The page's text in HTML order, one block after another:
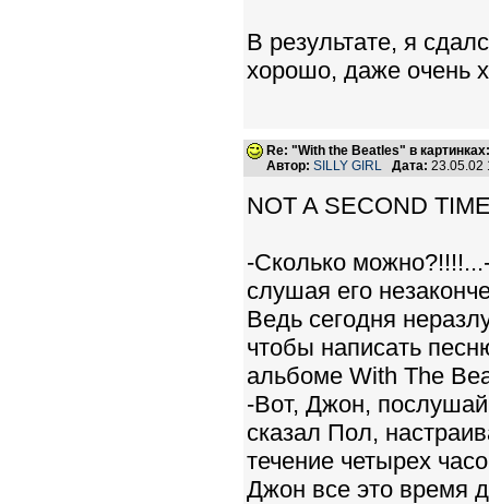
В результате, я
хорошо, даже очень
Re: "With the Beatles" в
Автор: SILLY GIRL Дата:
NOT A SECOND
-Сколько
слушая его
Ведь сегодня
чтобы написать
альбоме With The
-Вот, Джон,
сказал Пол,
течение четырех
Джон все это время